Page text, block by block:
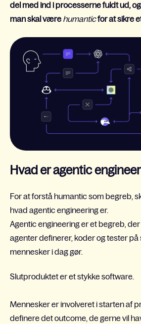
del med ind i processerne fuldt ud,
man skal være humanticfor at sikre
Hvad er agentic
For at forstå humantic som begreb,
hvad agentic engineering er.
Agentic engineering er et begreb,
agenter definerer, koder og tester
mennesker i dag gør.
Slutproduktet er et stykke software.
Mennesker er involveret i starten af
definere det outcome, de gerne vil